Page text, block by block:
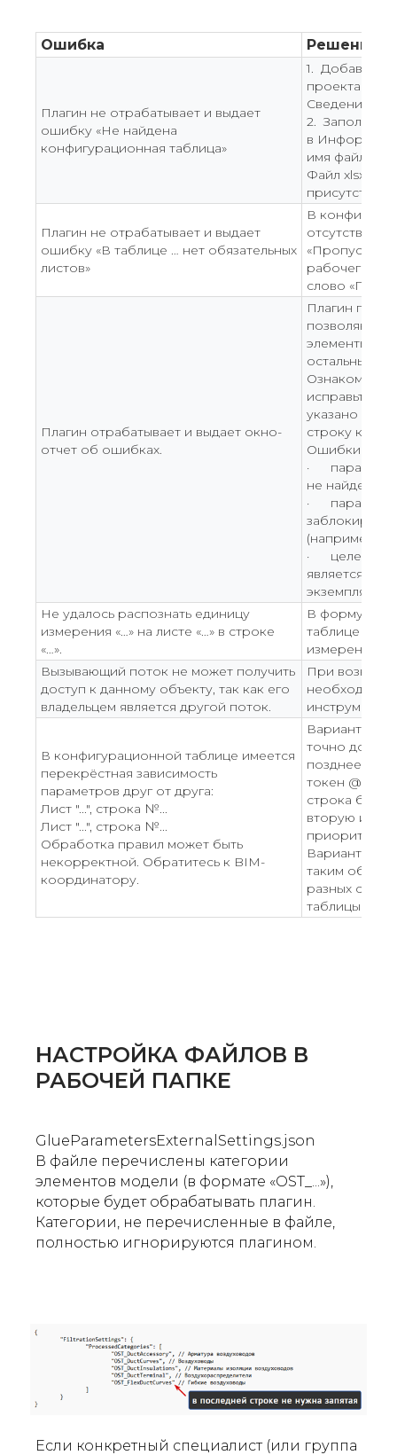
Ошибка Решение
Плагин не отрабатывает и выдает
ошибку «Не найдена
конфигурационная таблица»
1. Добавить
проекта
Сведения о
2.
в
имя файла
Файл xlsx с
Плагин не отрабатывает и выдает
ошибку «В таблице … нет обязательных
листов»
В
отсутствует
рабочего
слово
Плагин отрабатывает и выдает окно-
отчет об ошибках.
Плагин
элементы,
остальных
исправьте
указано
строку
Ошибки
·
не найдены у
·
(например,
· целевой
является
экземпляра).
Не удалось распознать единицу
измерения «…» на листе «…» в строке
«…».
В формуле в
таблице
измерения в
Вызывающий поток не может получить
доступ к данному объекту, так как его
владельцем является другой поток.
При
необходимо
инструмента.
В конфигурационной таблице имеется
перекрёстная зависимость
параметров друг от друга:
Лист "...", строка №...
Лист "...", строка №...
Обработка правил может быть
некорректной. Обратитесь к BIM-
координатору.
Вариант 1. В
точно
позднее,
токен @.
строка
вторую
приоритета
Вариант 2.
таким
разных
таблицы не
НАСТРОЙКА ФАЙЛОВ В
РАБОЧЕЙ ПАПКЕ
GlueParametersExternalSettings.json
В файле перечислены категории
элементов модели (в формате «ОST_...»),
которые будет обрабатывать плагин.
Категории, не перечисленные в файле,
полностью игнорируются плагином.
Если конкретный специалист (или группа